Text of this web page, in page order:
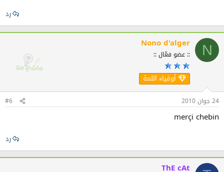
رد
N
Nono d'alger
:: عضو فعّال ::
أوفياء اللمة
24 جوان 2010 #6
merçi chebin
رد
ThE cAt